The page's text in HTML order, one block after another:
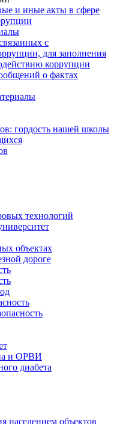
и иные акты в сфере
с
для заполнения
коррупции
о фактах
гордость нашей школы
технологий
объектах
дороге
и ОРВИ
диабета
населением объектов